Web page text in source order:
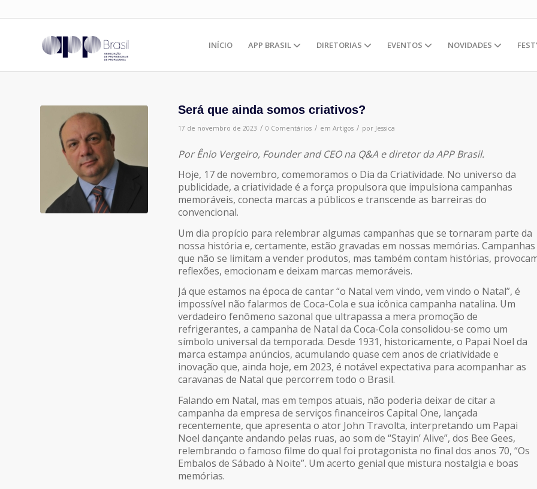
INÍCIO APP BRASIL DIRETORIAS EVENTOS NOVIDADES
Será que ainda somos criativos?
17 de novembro de 2023 / 0 Comentários / em Artigos / por Jessica
Por Ênio Vergeiro, Founder and CEO na Q&A e diretor da APP Brasil.
Hoje, 17 de novembro, comemoramos o Dia da Criatividade. No universo da
publicidade, a criatividade é a força propulsora que impulsiona campanhas
memoráveis, conecta marcas a públicos e transcende as barreiras do
convencional.
Um dia propício para relembrar algumas campanhas que se tornaram parte da
nossa história e, certamente, estão gravadas em nossas memórias. Campanhas
que não se limitam a vender produtos, mas também contam histórias,
reflexões, emocionam e deixam marcas memoráveis.
Já que estamos na época de cantar “o Natal vem vindo, vem vindo o Natal”, é
impossível não falarmos de Coca-Cola e sua icônica campanha natalina. Um
verdadeiro fenômeno sazonal que ultrapassa a mera promoção de
refrigerantes, a campanha de Natal da Coca-Cola consolidou-se como um
símbolo universal da temporada. Desde 1931, historicamente, o Papai Noel da
marca estampa anúncios, acumulando quase cem anos de criatividade e
inovação que, ainda hoje, em 2023, é notável expectativa para acompanhar as
caravanas de Natal que percorrem todo o Brasil.
Falando em Natal, mas em tempos atuais, não poderia deixar de citar a
campanha da empresa de serviços financeiros Capital One, lançada
recentemente, que apresenta o ator John Travolta, interpretando um Papai
Noel dançante andando pelas ruas, ao som de “Stayin’ Alive”, dos Bee Gees,
relembrando o famoso filme do qual foi protagonista no final dos anos 70, “Os
Embalos de Sábado à Noite”. Um acerto genial que mistura nostalgia e boas
memórias.